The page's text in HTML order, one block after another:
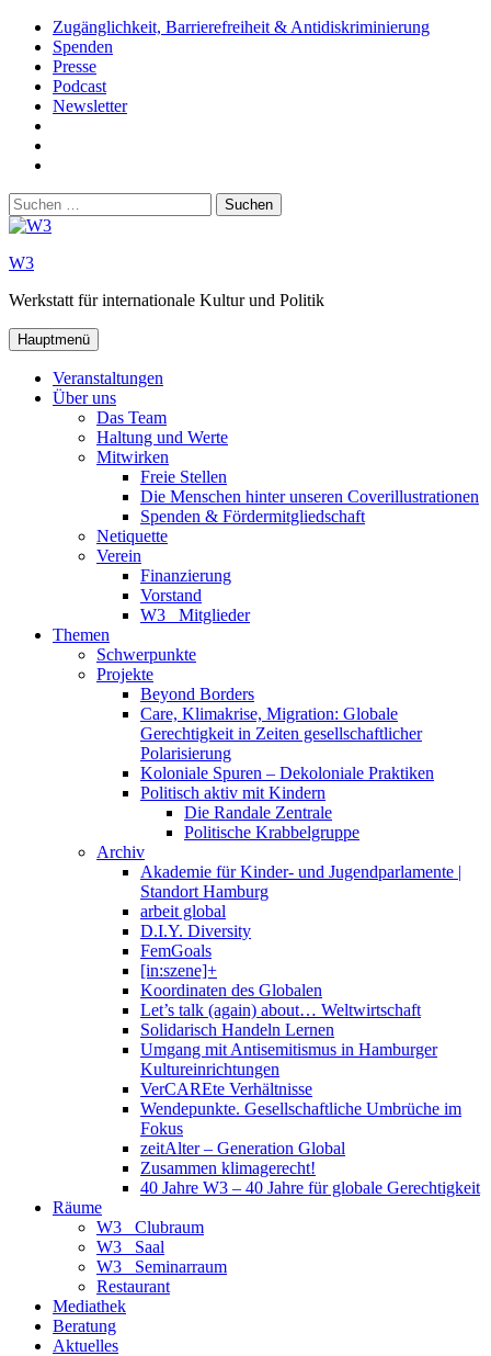
Zum
Inhalt
springen
Zugänglichkeit, Barrierefreiheit & Antidiskriminierung
Spenden
Presse
Podcast
Newsletter
Youtube
Suchen
nach:
W3
Werkstatt für internationale Kultur und Politik
Hauptmenü
Veranstaltungen
Über uns
Das Team
Haltung und Werte
Mitwirken
Freie Stellen
Die Menschen hinter unseren Coverillustrationen
Spenden & Fördermitgliedschaft
Netiquette
Verein
Finanzierung
Vorstand
W3_ Mitglieder
Themen
Schwerpunkte
Projekte
Beyond Borders
Care, Klimakrise, Migration: Globale
Gerechtigkeit in Zeiten gesellschaftlicher
Polarisierung
Koloniale Spuren – Dekoloniale Praktiken
Politisch aktiv mit Kindern
Die Randale Zentrale
Politische Krabbelgruppe
Archiv
Akademie für Kinder- und Jugendparlamente |
Standort Hamburg
arbeit global
D.I.Y. Diversity
FemGoals
[in:szene]+
Koordinaten des Globalen
Let’s talk (again) about… Weltwirtschaft
Solidarisch Handeln Lernen
Umgang mit Antisemitismus in Hamburger
Kultureinrichtungen
VerCAREte Verhältnisse
Wendepunkte. Gesellschaftliche Umbrüche im
Fokus
zeitAlter – Generation Global
Zusammen klimagerecht!
40 Jahre W3 – 40 Jahre für globale Gerechtigkeit
Räume
W3_ Clubraum
W3_ Saal
W3_ Seminarraum
Restaurant
Mediathek
Beratung
Aktuelles